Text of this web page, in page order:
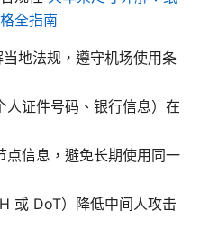
全指南
地法规，遵守机场使用条
人证件号码、银行信息）在
点信息，避免长期使用同一
或 DoT）降低中间人攻击